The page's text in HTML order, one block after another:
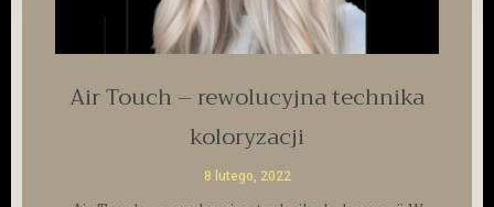
Air Touch – rewolucyjna technika
koloryzacji
8 lutego, 2022